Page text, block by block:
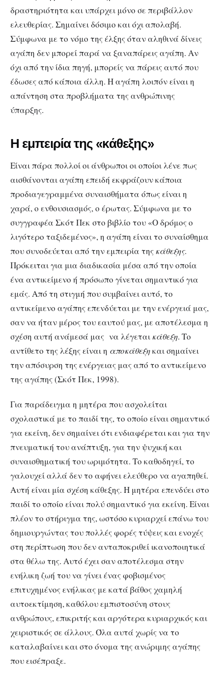
δραστηριότητα και υπάρχει μόνο σε περιβάλλον
ελευθερίας. Σημαίνει δόσιμο και όχι απολαβή.
Σύμφωνα με το νόμο της έλξης όταν αληθινά δίνεις
αγάπη δεν μπορεί παρά να ξαναπάρεις αγάπη. Αν
όχι από την ίδια πηγή, μπορείς να πάρεις αυτό που
έδωσες από κάποια άλλη. Η αγάπη λοιπόν είναι η
απάντηση στα προβλήματα της ανθρώπινης
ύπαρξης.
Η εμπειρία της «κάθεξης»
Είναι πάρα πολλοί οι άνθρωποι οι οποίοι λένε πως
αισθάνονται αγάπη επειδή εκφράζουν κάποια
προδιαγεγραμμένα συναισθήματα όπως είναι η
χαρά, ο ενθουσιασμός, ο έρωτας. Σύμφωνα με το
συγγραφέα Σκότ Πεκ στο βιβλίο του «Ο δρόμος ο
λιγότερο ταξιδεμένος», η αγάπη είναι το συναίσθημα
που συνοδεύεται από την εμπειρία τηςκάθεξης.
Πρόκειται για μια διαδικασία μέσα από την οποία
ένα αντικείμενο ή πρόσωπο γίνεται σημαντικό για
εμάς. Από τη στιγμή που συμβαίνει αυτό, το
αντικείμενο αγάπης επενδύεται με την ενέργειά μας,
σαν να ήταν μέρος του εαυτού μας, με αποτέλεσμα η
σχέση αυτή ανάμεσά μας να λέγεταικάθεξη. Το
αντίθετο της λέξης είναι η αποκάθεξηκαι σημαίνει
την απόσυρση της ενέργειας μας από το αντικείμενο
της αγάπης (Σκότ Πεκ, 1998).
Για παράδειγμα η μητέρα που ασχολείται
σχολαστικά με το παιδί της, το οποίο είναι σημαντικό
για εκείνη, δεν σημαίνει ότι ενδιαφέρεται και για την
πνευματική του ανάπτυξη, για την ψυχική και
συναισθηματική του ωριμότητα. Το καθοδηγεί, το
γαλουχεί αλλά δεν το αφήνει ελεύθερο να αγαπηθεί.
Αυτή είναι μία σχέση κάθεξης. Η μητέρα επενδύει στο
παιδί το οποίο είναι πολύ σημαντικό για εκείνη. Είναι
πλέον το στήριγμα της, ωστόσο κυριαρχεί επάνω του
δημιουργώντας του πολλές φορές τύψεις και ενοχές
στη περίπτωση που δεν ανταποκριθεί ικανοποιητικά
στα θέλω της. Αυτό έχει σαν αποτέλεσμα στην
ενήλικη ζωή του να γίνει ένας φοβισμένος
επιτυχημένος ενήλικας με κατά βάθος χαμηλή
αυτοεκτίμηση, καθόλου εμπιστοσύνη στους
ανθρώπους, επικριτής και αργότερα κυριαρχικός και
χειριστικός σε άλλους. Όλα αυτά χωρίς να το
καταλαβαίνει και στο όνομα της ανώριμης αγάπης
που εισέπραξε.